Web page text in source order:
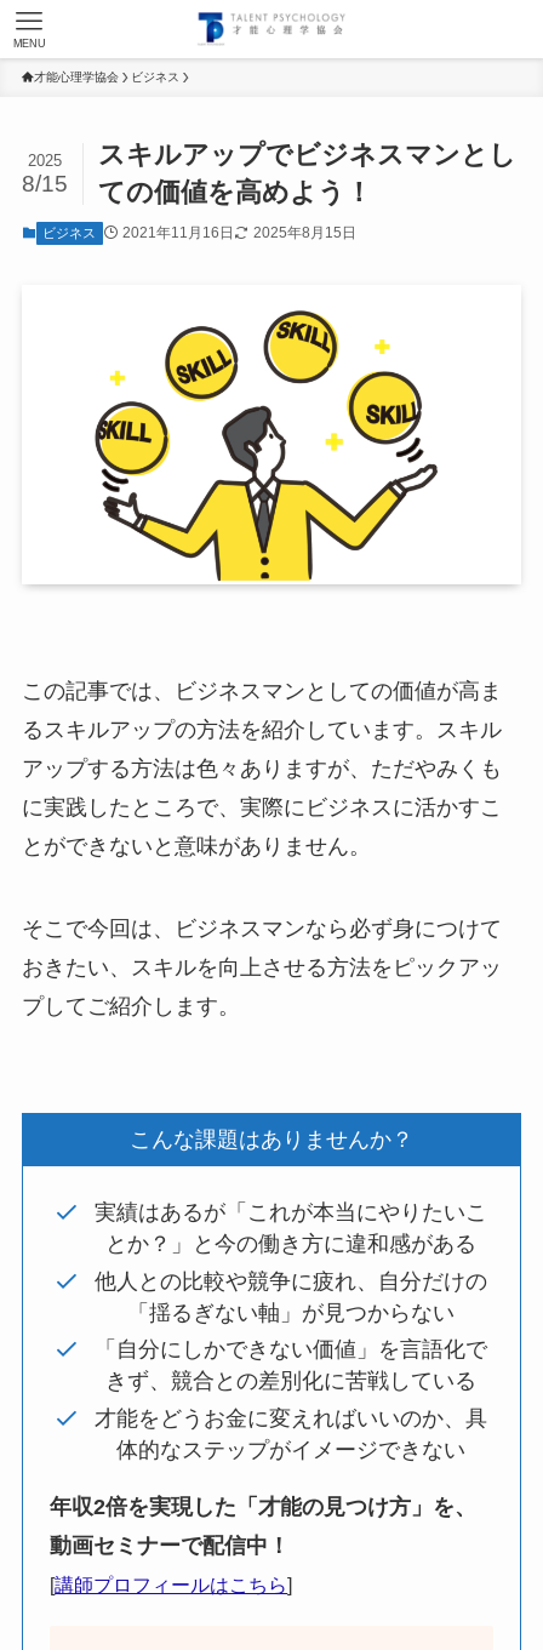
MENU
才能心理学協会 ビジネス
スキルアップでビジネスマンとし
ての価値を高めよう！
2025
8/15
ビジネス 2021年11月16日 2025年8月15日
この記事では、ビジネスマンとしての価値が高ま
るスキルアップの方法を紹介しています。スキル
アップする方法は色々ありますが、ただやみくも
に実践したところで、実際にビジネスに活かすこ
とができないと意味がありません。
そこで今回は、ビジネスマンなら必ず身につけて
おきたい、スキルを向上させる方法をピックアッ
プしてご紹介します。
こんな課題はありませんか？
実績はあるが「これが本当にやりたいこ
とか？」と今の働き方に違和感がある
他人との比較や競争に疲れ、自分だけの
「揺るぎない軸」が見つからない
「自分にしかできない価値」を言語化で
きず、競合との差別化に苦戦している
才能をどうお金に変えればいいのか、具
体的なステップがイメージできない
年収2倍を実現した「才能の見つけ方」を、
動画セミナーで配信中！
[講師プロフィールはこちら]